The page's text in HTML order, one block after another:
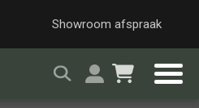
Snelle & veilige
Showroom afspraak